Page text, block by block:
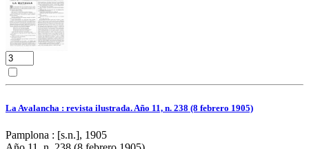
La Avalancha : revista ilustrada. Año 11, n. 238 (8 febrero 1905)
Pamplona : [s.n.], 1905